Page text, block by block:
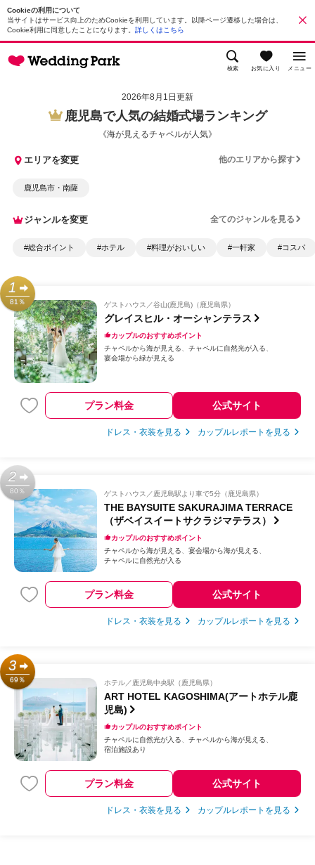
Cookieの利用について
当サイトはサービス向上のためCookieを利用しています。以降ページ遷移した場合は、
Cookie利用に同意したことになります。 詳しくはこちら
検索 お気に入り メニュー
2026年8月1日更新
鹿児島で人気の結婚式場ランキング
《海が見えるチャペルが人気》
エリアを変更 他のエリアから探す
鹿児島市・南薩
ジャンルを変更 全てのジャンルを見る
#総合ポイント #ホテル #料理がおいしい #一軒家 #コスパ
1
81％ ゲストハウス 谷山(鹿児島)（鹿児島県）
グレイスヒル・オーシャンテラス
カップルのおすすめポイント
チャペルから海が見える
チャペルに自然光が入る
宴会場から緑が見える
プラン料金 公式サイト
ドレス・衣装を見る カップルレポートを見る
2
80％ ゲストハウス 鹿児島駅より車で5分（鹿児島県）
THE BAYSUITE SAKURAJIMA TERRACE
（ザベイスイートサクラジマテラス）
カップルのおすすめポイント
チャペルから海が見える
宴会場から海が見える
チャペルに自然光が入る
プラン料金 公式サイト
ドレス・衣装を見る カップルレポートを見る
3
69％ ホテル 鹿児島中央駅（鹿児島県）
ART HOTEL KAGOSHIMA(アートホテル鹿
児島)
カップルのおすすめポイント
チャペルに自然光が入る
チャペルから海が見える
宿泊施設あり
プラン料金 公式サイト
ドレス・衣装を見る カップルレポートを見る